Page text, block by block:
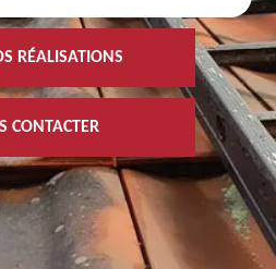
RÉALISATIONS
CONTACTER